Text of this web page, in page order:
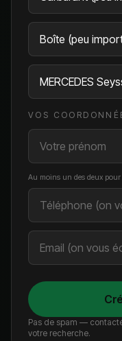
VOS
Au moins un des deux
Pas de spam —
votre recherche.